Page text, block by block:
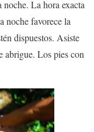
La hora exacta
noche favorece la
dispuestos. Asiste
abrigue. Los pies con